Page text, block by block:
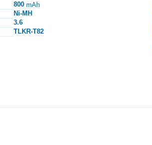
800 mAh
Ni-MH
3.6
TLKR-T82